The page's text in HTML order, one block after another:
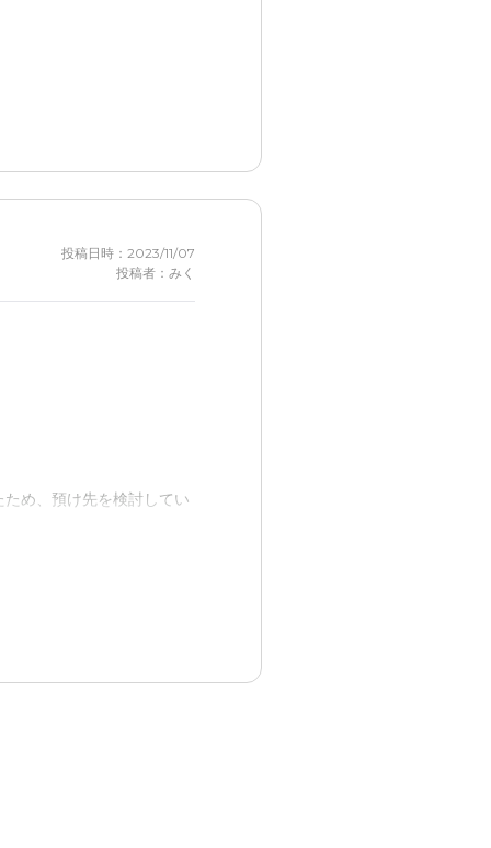
投稿日時：2023/11/07
投稿者：みく
め、預け先を検討してい
気になったような気がす